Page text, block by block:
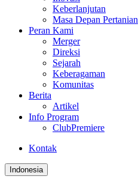
Keberlanjutan
Masa Depan Pertanian
Peran Kami
Merger
Direksi
Sejarah
Keberagaman
Komunitas
Berita
Artikel
Info Program
ClubPremiere
Kontak
Indonesia